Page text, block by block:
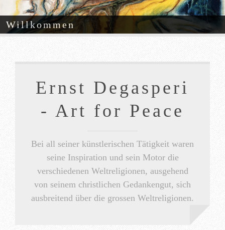
Willkommen
Ernst Degasperi
- Art for Peace
Bei all seiner künstlerischen Tätigkeit waren
seine Inspiration und sein Motor die
verschiedenen Weltreligionen, ausgehend
von seinem christlichen Gedankengut, sich
ausbreitend über die grossen Weltreligionen.